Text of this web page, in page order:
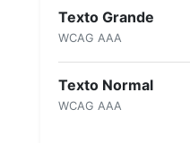
Texto Grande
WCAG AAA
Texto Normal
WCAG AAA